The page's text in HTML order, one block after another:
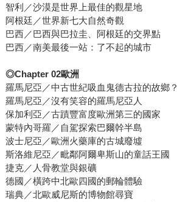
智利／沙漠是世界上最佳的觀星地
阿根廷／世界新七大自然奇觀
巴西／巴西與巴拉圭、阿根廷的交界點
巴西／南美最後一站：了不起的城市
◎Chapter 02歐洲
羅馬尼亞／中古世紀吸血鬼德古拉的故鄉？
羅馬尼亞／沒有笑容的羅馬尼亞人
保加利亞／古蹟豐富度歐洲第三的國家
蒙特內哥羅／自駕探索巴爾幹半島
波士尼亞／歐洲火藥庫的古城廢墟
斯洛維尼亞／毗鄰阿爾卑斯山的童話王國
捷克／人骨教堂與銀礦
德國／橫跨中北歐四國的郵輪體驗
瑞典／北歐威尼斯的博物館尋寶